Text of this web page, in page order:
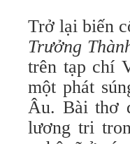
Trở lại biến
Trưởng
trên tạp chí
một phát
Âu. Bài thơ
lương tri